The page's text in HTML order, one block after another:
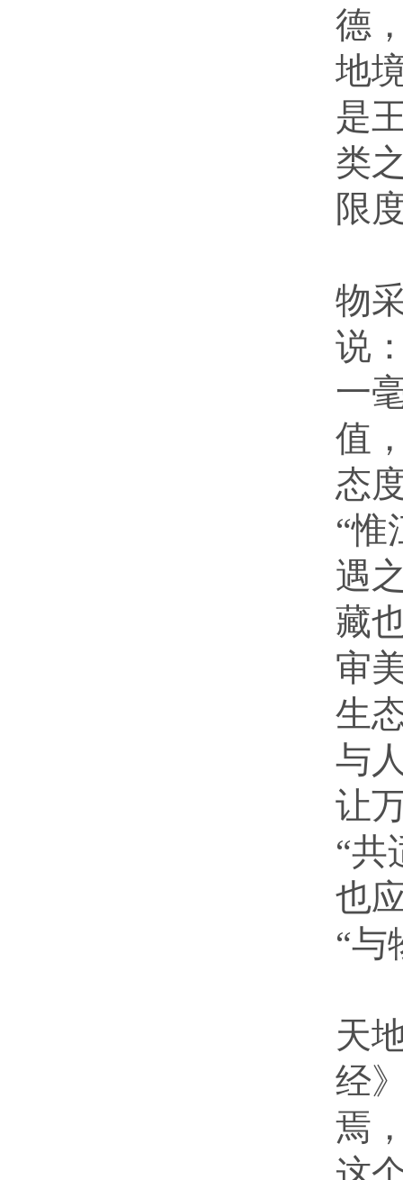
德
地
是
类
限
物
说
一
值
态
“惟
遇
藏
审
生
与
让
“共
也
“与
天
经
焉